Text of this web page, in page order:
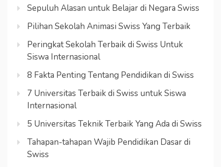
Sepuluh Alasan untuk Belajar di Negara Swiss
Pilihan Sekolah Animasi Swiss Yang Terbaik
Peringkat Sekolah Terbaik di Swiss Untuk
Siswa Internasional
8 Fakta Penting Tentang Pendidikan di Swiss
7 Universitas Terbaik di Swiss untuk Siswa
Internasional
5 Universitas Teknik Terbaik Yang Ada di Swiss
Tahapan-tahapan Wajib Pendidikan Dasar di
Swiss